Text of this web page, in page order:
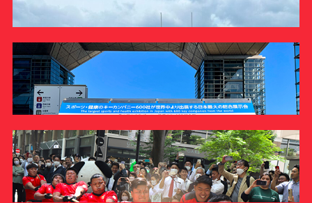
2023/10/15【 関東大学対抗戦A 】vs筑波大学 監督・主将
REPORT
ラグビー部
2023/10/15【 関東大学対抗戦A 】vs筑波大学 マッチレポ
ート
REPORT
ラグビー部